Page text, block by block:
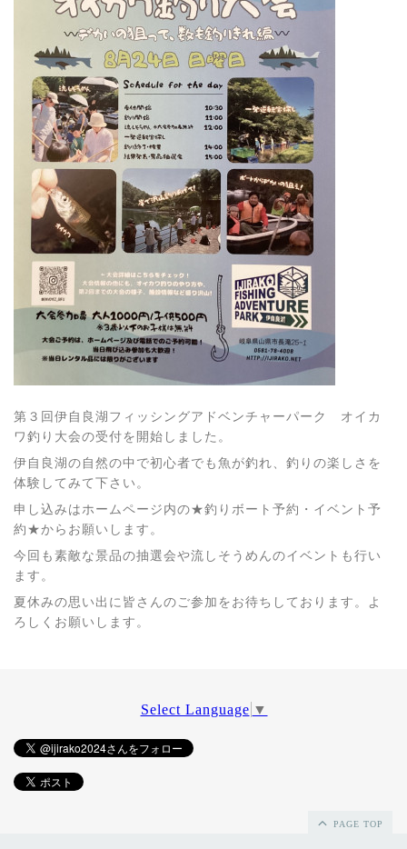
第３回伊自良湖フィッシングアドベンチャーパーク オイカ
ワ釣り大会の受付を開始しました。
伊自良湖の自然の中で初心者でも魚が釣れ、釣りの楽しさを
体験してみて下さい。
申し込みはホームページ内の★釣りボート予約・イベント予
約★からお願いします。
今回も素敵な景品の抽選会や流しそうめんのイベントも行い
ます。
夏休みの思い出に皆さんのご参加をお待ちしております。よ
ろしくお願いします。
Select Language ▼
PAGE TOP